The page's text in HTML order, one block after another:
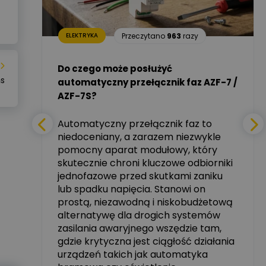
Dariusz Placek
Ekspert mgr inż.
elektronik i informatyk,
Hager Polska Sp. z o.o.
Zadaj pytanie
Ekspert
Ekspert ABB
Ekspert, ABB Zadaj pytanie
Michał Szulborski
Ekspert ETI - Dr inż. w
dziedzinie Aparatów
Elektrycznych / Senior
R&D Scientist / Product
Manager
Zadaj pytanie
ELEKTRYKA Przeczytano 963 razy
Do czego może posłużyć
automatyczny przełącznik faz AZF-7 /
AZF-7S?
Automatyczny przełącznik faz to
niedoceniany, a zarazem niezwykle
pomocny aparat modułowy, który
skutecznie chroni kluczowe odbiorniki
jednofazowe przed skutkami zaniku
lub spadku napięcia. Stanowi on
prostą, niezawodną i niskobudżetową
alternatywę dla drogich systemów
zasilania awaryjnego wszędzie tam,
gdzie krytyczna jest ciągłość działania
urządzeń takich jak automatyka